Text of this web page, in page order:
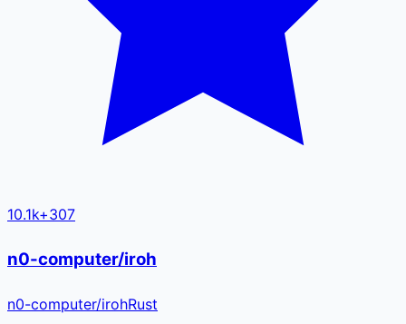
10.1k+307
n0-computer/iroh
n0-computer/irohRust